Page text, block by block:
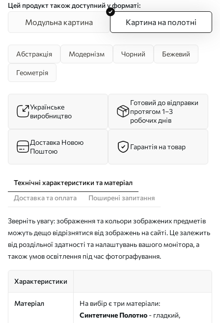
Цей продукт також доступний у форматі:
Модульна картина Картина на полотні
Абстракція Модернізм Чорний Бежевий
Геометрія
Українське
виробництво
Готовий до відправки
протягом 1–3
робочих днів
Доставка Новою
Поштою
Гарантія на товар
Технічні характеристики та матеріал
Доставка та оплата
Поширені запитання
Зверніть увагу: зображення та кольори зображених предметів
можуть дещо відрізнятися від зображень на сайті. Це залежить
від роздільної здатності та налаштувань вашого монітора, а
також умов освітлення під час фотографування.
Характеристики
Матеріал
На вибір є три матеріали:
Синтетичне Полотно - гладкий,